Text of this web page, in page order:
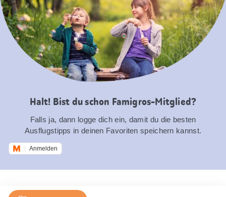
Halt! Bist du schon Famigros-Mitglied?
Falls ja, dann logge dich ein, damit du die besten
Ausflugstipps in deinen Favoriten speichern kannst.
Anmelden